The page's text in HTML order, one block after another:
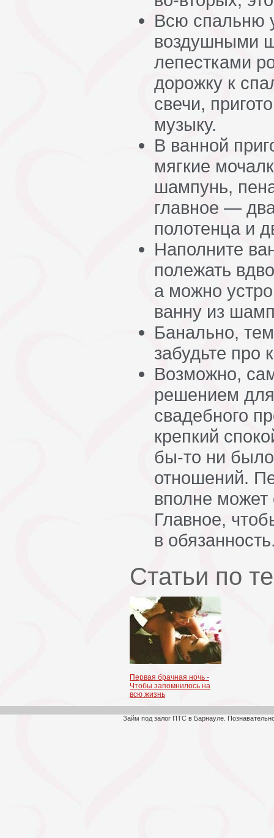
Всю спальню
воздушными
лепестками
дорожку к
свечи,
музыку.
В ванной
мягкие
шампунь,
главное —
полотенца и
Наполните
полежать
а можно
ванну из
Банально,
забудьте про
Возможно,
решением
свадебного
крепкий
бы-то ни
отношений.
вполне может
Главное,
в
Статьи по
Первая брачная ночь -
Чтобы запомнилось на
всю жизнь
Займ под залог ПТС в Барнауле.